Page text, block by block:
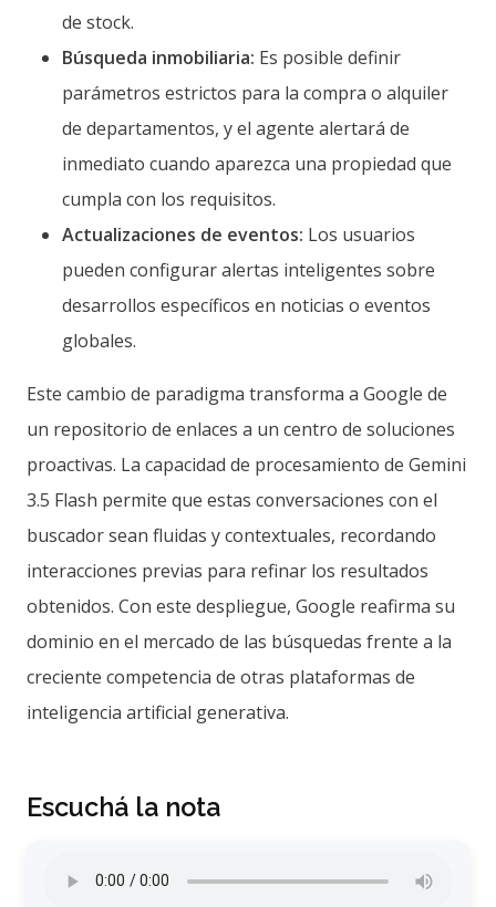
de stock.
Búsqueda inmobiliaria: Es posible definir
parámetros estrictos para la compra o alquiler
de departamentos, y el agente alertará de
inmediato cuando aparezca una propiedad que
cumpla con los requisitos.
Actualizaciones de eventos: Los usuarios
pueden configurar alertas inteligentes sobre
desarrollos específicos en noticias o eventos
globales.
Este cambio de paradigma transforma a Google de
un repositorio de enlaces a un centro de soluciones
proactivas. La capacidad de procesamiento de Gemini
3.5 Flash permite que estas conversaciones con el
buscador sean fluidas y contextuales, recordando
interacciones previas para refinar los resultados
obtenidos. Con este despliegue, Google reafirma su
dominio en el mercado de las búsquedas frente a la
creciente competencia de otras plataformas de
inteligencia artificial generativa.
Escuchá la nota